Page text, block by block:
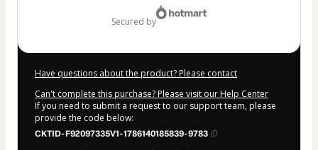
secured by
Have questions about the product? Please contact
Can't complete this purchase? Please visit our Help Center
If you need to submit a request to our support team, please
provide the code below:
CKTID-F92097335V1-1786140185839-9783